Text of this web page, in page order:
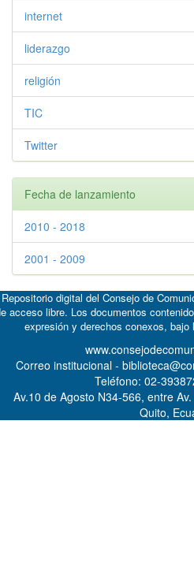
internet
liderazgo
religión
TIC
Twitter
Fecha de lanzamiento
2010 - 2018
2001 - 2009
digital del Consejo de
acceso libre. Los documentos
expresión y derechos conexos, bajo
Correo institucional -
Teléfono: 02-
Av.10 de Agosto N34-566, entre
Quito,